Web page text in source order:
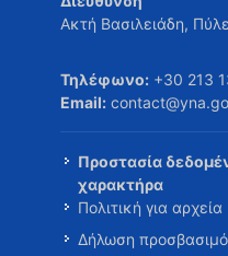
Ακτή Βασιλειάδη,
Τηλέφωνο: +30 213
Email:
Προστασία
χαρακτήρα
Πολιτική για
Δήλωση